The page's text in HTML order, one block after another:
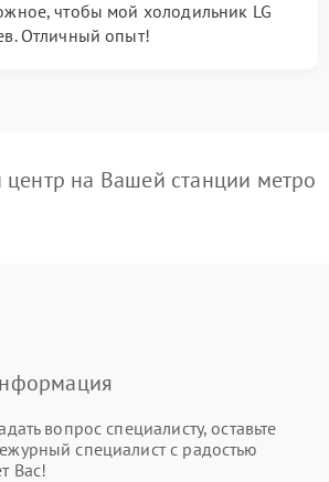
чтобы мой холодильник LG
Отличный опыт!
на Вашей станции метро
вопрос специалисту, оставьте
специалист с радостью
Вас!